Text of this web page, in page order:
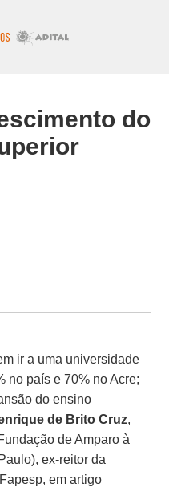
do
ir a uma universidade
no país e 70% no Acre;
do ensino
de Brito Cruz,
de Amparo à
ex-reitor da
em artigo